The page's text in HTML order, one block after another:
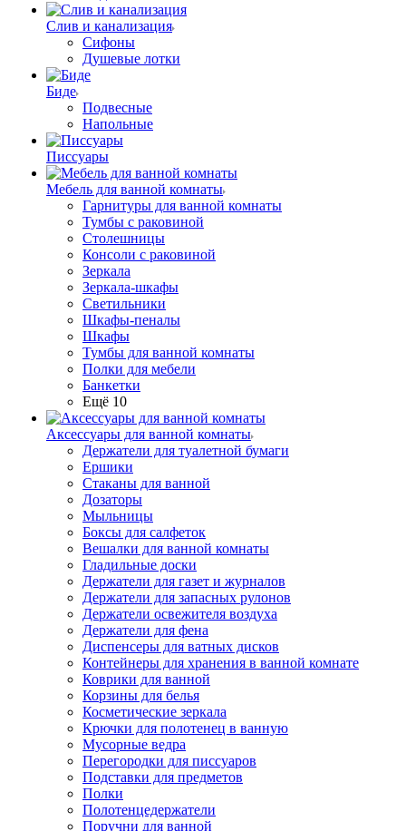
Слив и канализация
Сифоны
Душевые лотки
Биде
Подвесные
Напольные
Писсуары
Мебель для ванной комнаты
Гарнитуры для ванной комнаты
Тумбы с раковиной
Столешницы
Консоли с раковиной
Зеркала
Зеркала-шкафы
Светильники
Шкафы-пеналы
Шкафы
Тумбы для ванной комнаты
Полки для мебели
Банкетки
Ещё 10
Аксессуары для ванной комнаты
Держатели для туалетной бумаги
Ершики
Стаканы для ванной
Дозаторы
Мыльницы
Боксы для салфеток
Вешалки для ванной комнаты
Гладильные доски
Держатели для газет и журналов
Держатели для запасных рулонов
Держатели освежителя воздуха
Держатели для фена
Диспенсеры для ватных дисков
Контейнеры для хранения в ванной комнате
Коврики для ванной
Корзины для белья
Косметические зеркала
Крючки для полотенец в ванную
Мусорные ведра
Перегородки для писсуаров
Подставки для предметов
Полки
Полотенцедержатели
Поручни для ванной